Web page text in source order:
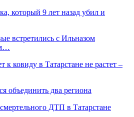
который 9 лет назад убил и
встретились с Ильназом
ковиду в Татарстане не растет –
объединить два региона
ДТП в Татарстане